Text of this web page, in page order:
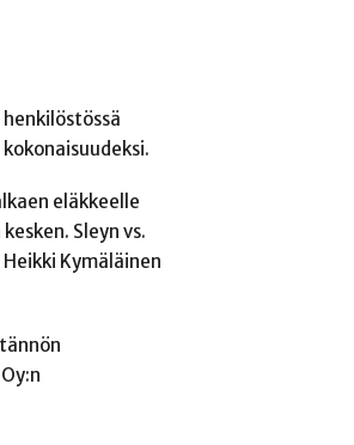
eläkkeelle
Sleyn vs.
Kymäläinen